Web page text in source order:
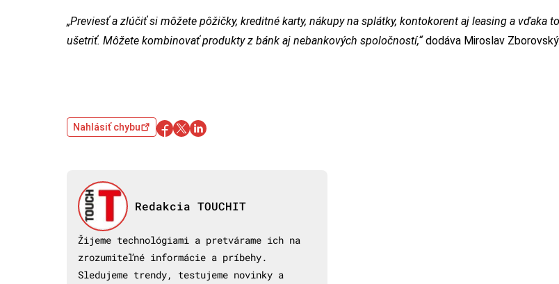
„Previesť a zlúčiť si môžete pôžičky, kreditné karty, nákupy na splátky, kontokorent aj leasing a vďaka
ušetriť. Môžete kombinovať produkty z bánk aj nebankových spoločností,“dodáva Miroslav
Nahlásiť chybu
Redakcia TOUCHIT
Žijeme technológiami a pretvárame ich na
zrozumiteľné informácie a príbehy.
Sledujeme trendy, testujeme novinky a